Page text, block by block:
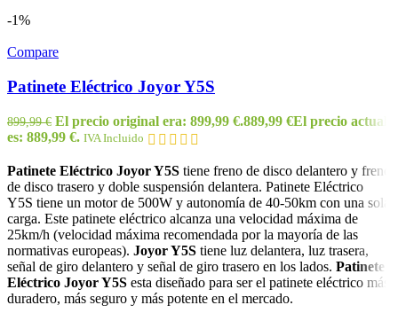
-1%
Compare
Patinete Eléctrico Joyor Y5S
899,99€ El precio original era: 899,99 €.889,99 €El precio actual
es: 889,99 €. IVA Incluido
Patinete Eléctrico Joyor Y5S tiene freno de disco delantero y freno
de disco trasero y doble suspensión delantera. Patinete Eléctrico
Y5S tiene un motor de 500W y autonomía de 40-50km con una sola
carga. Este patinete eléctrico alcanza una velocidad máxima de
25km/h (velocidad máxima recomendada por la mayoría de las
normativas europeas). Joyor Y5S tiene luz delantera, luz trasera,
señal de giro delantero y señal de giro trasero en los lados. Patinete
Eléctrico Joyor Y5S esta diseñado para ser el patinete eléctrico más
duradero, más seguro y más potente en el mercado.